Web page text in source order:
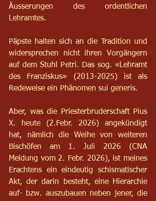
Äusserungen des ordentlichen
Lehramtes.
Päpste halten sich an die Tradition und
widersprechen nicht ihren Vorgängern
auf dem Stuhl Petri. Das sog. «Lehramt
des Franziskus» (2013-2025) ist als
Redeweise ein Phänomen sui generis.
Aber, was die Priesterbruderschaft Pius
X. heute (2.Febr. 2026) angekündigt
hat, nämlich die Weihe von weiteren
Bischöfen am 1. Juli 2026 (CNA
Meldung vom 2. Febr. 2026), ist meines
Erachtens ein eindeutig schismatischer
Akt, der darin besteht, eine Hierarchie
auf- bzw. auszubauen neben jener, die